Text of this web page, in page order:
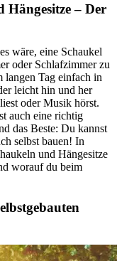
– Der
wäre, eine Schaukel
oder Schlafzimmer zu
langen Tag einfach in
leicht hin und her
oder Musik hörst.
auch eine richtig
das Beste: Du kannst
selbst bauen! In
und Hängesitze
worauf du beim